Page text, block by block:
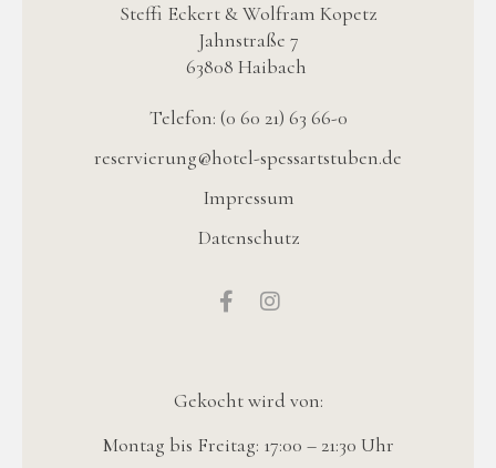
Steffi Eckert & Wolfram Kopetz
Jahnstraße 7
63808 Haibach
Telefon: (0 60 21) 63 66-0
reservierung@hotel-spessartstuben.de
Impressum
Datenschutz
Gekocht wird von:
Montag bis Freitag: 17:00 – 21:30 Uhr